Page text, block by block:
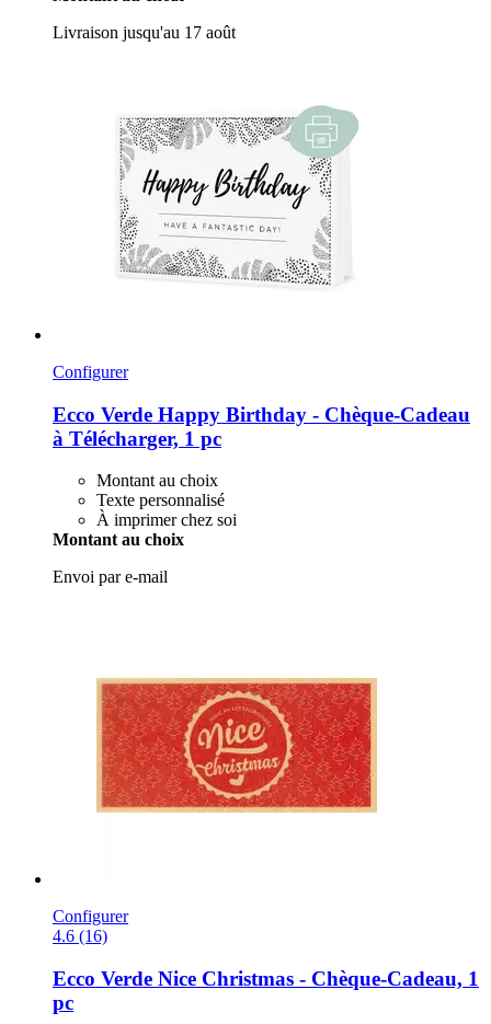
Livraison jusqu'au 17 août
Configurer
Ecco Verde Happy Birthday -​ Chèque-​Cadeau
à Télécharger, 1 pc
Montant au choix
Texte personnalisé
À imprimer chez soi
Montant au choix
Envoi par e-mail
Configurer
4.6 (16)
Ecco Verde Nice Christmas -​ Chèque-​Cadeau, 1
pc